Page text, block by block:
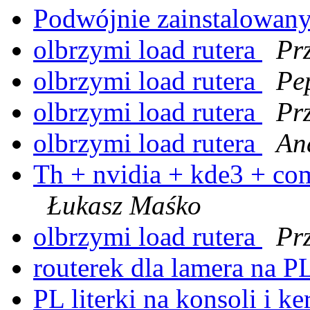
Podwójnie
olbrzymi load rutera
olbrzymi load rutera
olbrzymi load rutera
olbrzymi load rutera
Th + nvidia + kde3 +
Łukasz Maśko
olbrzymi load rutera
routerek dla lamera na
PL literki na konsoli i